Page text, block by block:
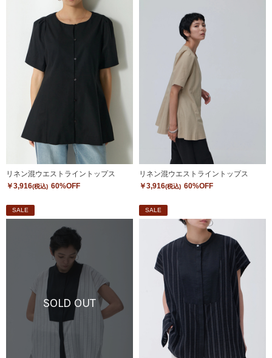
リネン混ウエストライントップス
￥3,916(税込) 60%OFF
リネン混ウエストライントップス
￥3,916(税込) 60%OFF
SALE
SOLD OUT
SALE